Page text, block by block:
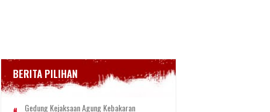
BERITA PILIHAN
Gedung Kejaksaan Agung Kebakaran